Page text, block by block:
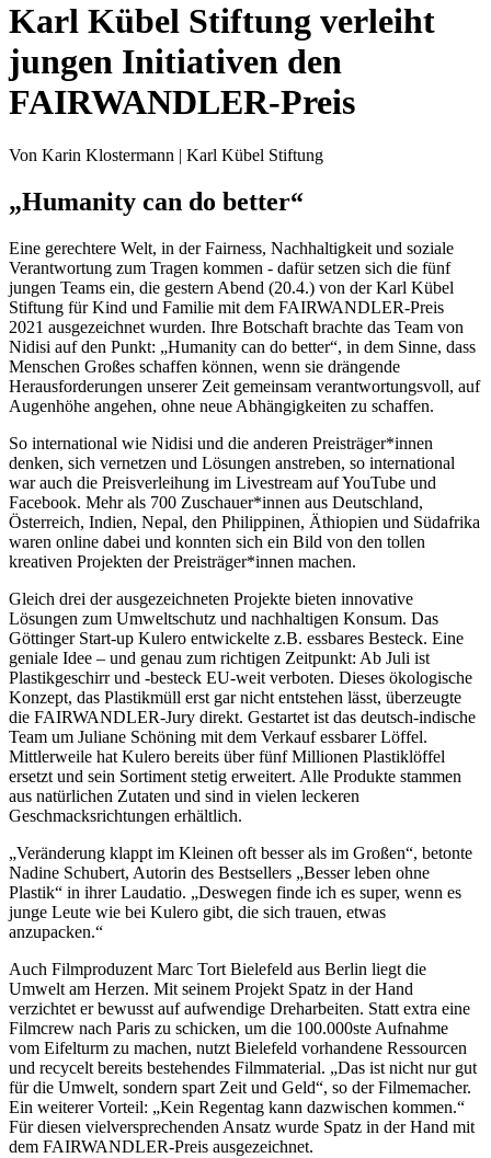
Karl Kübel Stiftung verleiht
jungen Initiativen den
FAIRWANDLER-Preis
Von Karin Klostermann | Karl Kübel Stiftung
„Humanity can do better“
Eine gerechtere Welt, in der Fairness, Nachhaltigkeit und soziale
Verantwortung zum Tragen kommen - dafür setzen sich die fünf
jungen Teams ein, die gestern Abend (20.4.) von der Karl Kübel
Stiftung für Kind und Familie mit dem FAIRWANDLER-Preis
2021 ausgezeichnet wurden. Ihre Botschaft brachte das Team von
Nidisi auf den Punkt: „Humanity can do better“, in dem Sinne, dass
Menschen Großes schaffen können, wenn sie drängende
Herausforderungen unserer Zeit gemeinsam verantwortungsvoll, auf
Augenhöhe angehen, ohne neue Abhängigkeiten zu schaffen.
So international wie Nidisi und die anderen Preisträger*innen
denken, sich vernetzen und Lösungen anstreben, so international
war auch die Preisverleihung im Livestream auf YouTube und
Facebook. Mehr als 700 Zuschauer*innen aus Deutschland,
Österreich, Indien, Nepal, den Philippinen, Äthiopien und Südafrika
waren online dabei und konnten sich ein Bild von den tollen
kreativen Projekten der Preisträger*innen machen.
Gleich drei der ausgezeichneten Projekte bieten innovative
Lösungen zum Umweltschutz und nachhaltigen Konsum. Das
Göttinger Start-up Kulero entwickelte z.B. essbares Besteck. Eine
geniale Idee – und genau zum richtigen Zeitpunkt: Ab Juli ist
Plastikgeschirr und -besteck EU-weit verboten. Dieses ökologische
Konzept, das Plastikmüll erst gar nicht entstehen lässt, überzeugte
die FAIRWANDLER-Jury direkt. Gestartet ist das deutsch-indische
Team um Juliane Schöning mit dem Verkauf essbarer Löffel.
Mittlerweile hat Kulero bereits über fünf Millionen Plastiklöffel
ersetzt und sein Sortiment stetig erweitert. Alle Produkte stammen
aus natürlichen Zutaten und sind in vielen leckeren
Geschmacksrichtungen erhältlich.
„Veränderung klappt im Kleinen oft besser als im Großen“, betonte
Nadine Schubert, Autorin des Bestsellers „Besser leben ohne
Plastik“ in ihrer Laudatio. „Deswegen finde ich es super, wenn es
junge Leute wie bei Kulero gibt, die sich trauen, etwas
anzupacken.“
Auch Filmproduzent Marc Tort Bielefeld aus Berlin liegt die
Umwelt am Herzen. Mit seinem Projekt Spatz in der Hand
verzichtet er bewusst auf aufwendige Dreharbeiten. Statt extra eine
Filmcrew nach Paris zu schicken, um die 100.000ste Aufnahme
vom Eifelturm zu machen, nutzt Bielefeld vorhandene Ressourcen
und recycelt bereits bestehendes Filmmaterial. „Das ist nicht nur gut
für die Umwelt, sondern spart Zeit und Geld“, so der Filmemacher.
Ein weiterer Vorteil: „Kein Regentag kann dazwischen kommen.“
Für diesen vielversprechenden Ansatz wurde Spatz in der Hand mit
dem FAIRWANDLER-Preis ausgezeichnet.